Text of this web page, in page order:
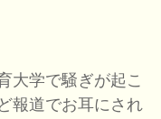
大学で騒ぎが起こ
報道でお耳にされ